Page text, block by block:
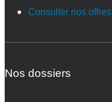
Consulter nos offres
Nos dossiers